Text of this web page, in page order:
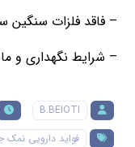
– فاقد فلزات سنگین
– شرایط نگهداری و
B.BEIOTI
فواید دارویی نمک